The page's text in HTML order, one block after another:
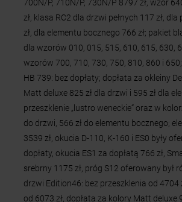
HB 739: bez dopłaty; dopłata za okleiny
Matt deluxe 825 zł dla drzwi i 595 zł dla
przeszklenie „lustro weneckie“ oraz w
do drzwi, 566 zł do elementu bocznego;
3539 zł, okucia D-110, K-160 i ES0 były
dopłaty, okucia ES1 za dopłatą 766 zł,
srebrny 1175 zł, próg S12 oferowany był
drzwi Edition46: bez przeszklenia od 4704
od 6073 zł, dopłata za kolory Matt deluxe
VAT).
Dbamy o środowisko i
bezpieczeństwo